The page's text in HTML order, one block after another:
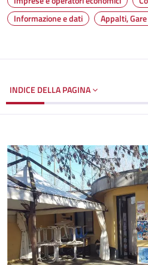
Informazione e dati
Appalti,
INDICE DELLA PAGINA